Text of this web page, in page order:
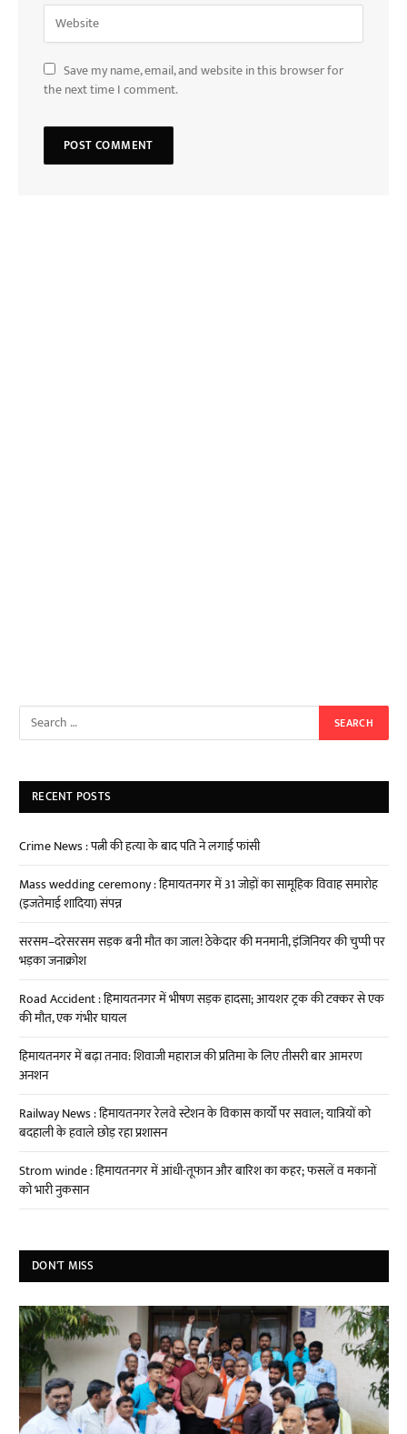
Save my name, email, and website in this browser for
the next time I comment.
RECENT POSTS
Crime News : पत्नी की हत्या के बाद पति ने लगाई फांसी
Mass wedding ceremony : हिमायतनगर में 31 जोड़ों का सामूहिक विवाह समारोह
(इजतेमाई शादिया) संपन्न
सरसम–दरेसरसम सड़क बनी मौत का जाल! ठेकेदार की मनमानी, इंजिनियर की चुप्पी पर
भड़का जनाक्रोश
Road Accident : हिमायतनगर में भीषण सड़क हादसा; आयशर ट्रक की टक्कर से एक
की मौत, एक गंभीर घायल
हिमायतनगर में बढ़ा तनाव: शिवाजी महाराज की प्रतिमा के लिए तीसरी बार आमरण
अनशन
Railway News : हिमायतनगर रेलवे स्टेशन के विकास कार्यों पर सवाल; यात्रियों को
बदहाली के हवाले छोड़ रहा प्रशासन
Strom winde : हिमायतनगर में आंधी-तूफान और बारिश का कहर; फसलें व मकानों
को भारी नुकसान
DON'T MISS